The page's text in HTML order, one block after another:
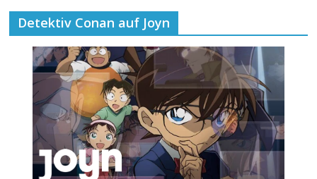
Detektiv Conan auf Joyn